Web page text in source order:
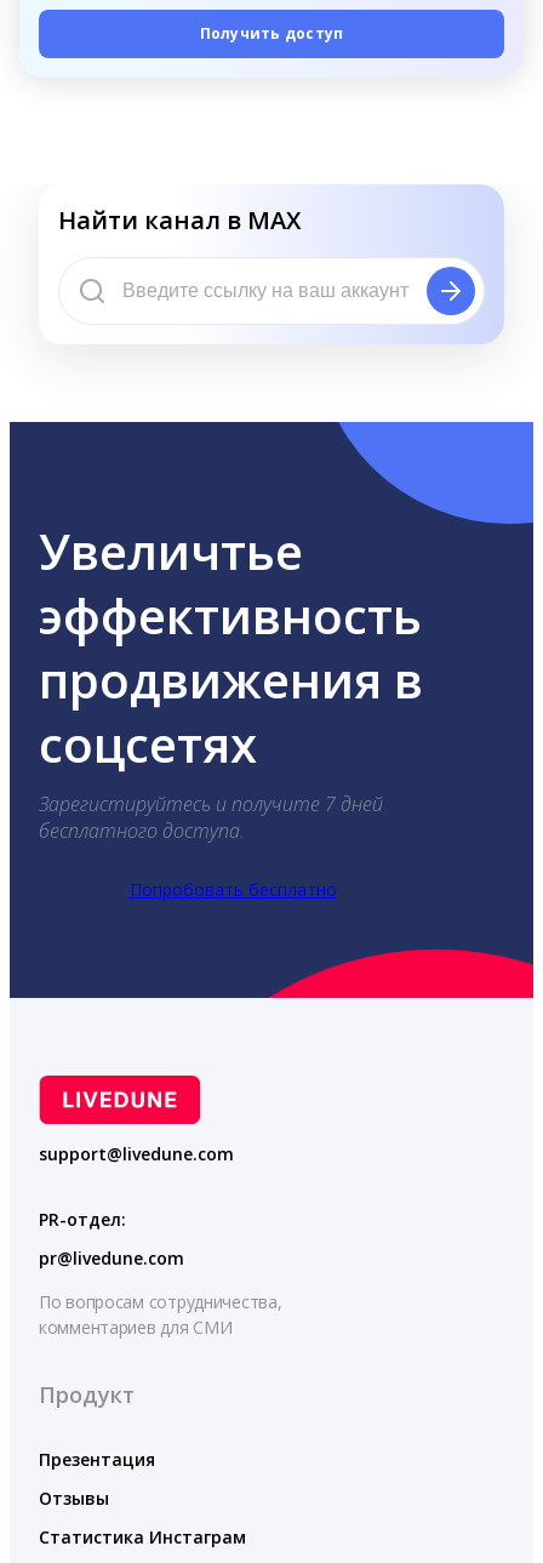
Получить доступ
Найти канал в MAX
Увеличтье
эффективность
продвижения в
соцсетях
Зарегистируйтесь и получите 7 дней
бесплатного доступа.
Попробовать бесплатно
support@livedune.com
PR-отдел:
pr@livedune.com
По вопросам сотрудничества,
комментариев для СМИ
Продукт
Презентация
Отзывы
Статистика Инстаграм